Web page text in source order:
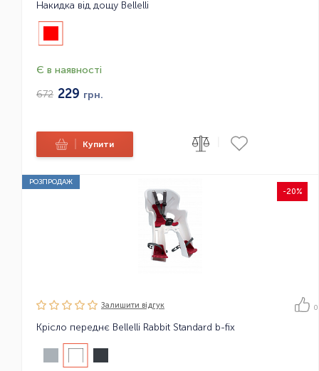
Накидка від дощу Bellelli
Є в наявності
672 229 грн.
Купити
РОЗПРОДАЖ
-20%
Залишити вiдгук 0
Крісло переднє Bellelli Rabbit Standard b-fix